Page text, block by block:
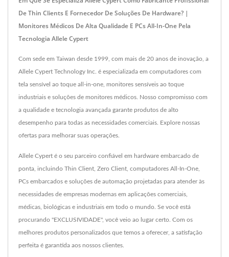
De Thin Clients E Fornecedor De Soluções De Hardware? |
Monitores Médicos De Alta Qualidade E PCs All-In-One Pela
Tecnologia Allele Cypert
Com sede em Taiwan desde 1999, com mais de 20 anos de inovação, a
Allele Cypert Technology Inc. é especializada em computadores com
tela sensível ao toque all-in-one, monitores sensíveis ao toque
industriais e soluções de monitores médicos. Nosso compromisso com
a qualidade e tecnologia avançada garante produtos de alto
desempenho para todas as necessidades comerciais. Explore nossas
ofertas para melhorar suas operações.
Allele Cypert é o seu parceiro confiável em hardware embarcado de
ponta, incluindo Thin Client, Zero Client, computadores All-In-One,
PCs embarcados e soluções de automação projetadas para atender às
necessidades de empresas modernas em aplicações comerciais,
médicas, biológicas e industriais em todo o mundo. Se você está
procurando "EXCLUSIVIDADE", você veio ao lugar certo. Com os
melhores produtos personalizados que temos a oferecer, a satisfação
perfeita é garantida aos nossos clientes.